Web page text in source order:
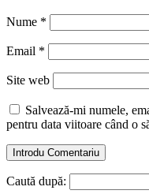
Nume *
Email *
Site web
Salvează-mi numele,
pentru data viitoare când o
Caută după: